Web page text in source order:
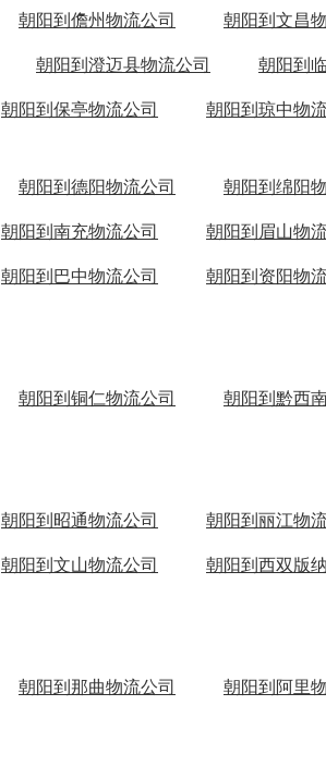
朝阳到儋州物流公司 朝阳到文昌
朝阳到澄迈县物流公司 朝阳到
朝阳到保亭物流公司 朝阳到琼中物
朝阳到德阳物流公司 朝阳到绵阳
朝阳到南充物流公司 朝阳到眉山物
朝阳到巴中物流公司 朝阳到资阳物
朝阳到铜仁物流公司 朝阳到黔西
朝阳到昭通物流公司 朝阳到丽江物
朝阳到文山物流公司 朝阳到西双版
朝阳到那曲物流公司 朝阳到阿里